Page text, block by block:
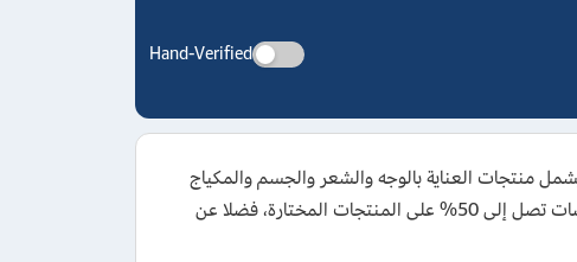
Hand-Verified
يشمل منتجات العناية بالوجه والشعر والجسم والمكياج
ومستلزمات الاستحمام والعطور وغيرها من منتجات متجر loccitane، كما يمكنك تفعيل الكوبون ضمن العروض لتخفيضات تصل إلى 50% على المنتجات المختارة، فضلا عن